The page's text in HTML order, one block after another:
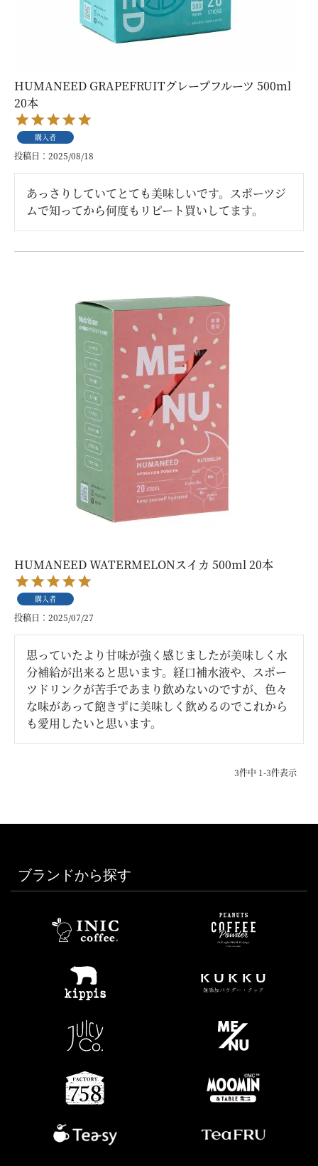
HUMANEED GRAPEFRUITグレープフルーツ 500ml
20本
購入者
投稿日 2025/08/18
あっさりしていてとても美味しいです。スポーツジ
ムで知ってから何度もリピート買いしてます。
HUMANEED WATERMELONスイカ 500ml 20本
購入者
投稿日 2025/07/27
思っていたより甘味が強く感じましたが美味しく水
分補給が出来ると思います。経口補水液や、スポー
ツドリンクが苦手であまり飲めないのですが、色々
な味があって飽きずに美味しく飲めるのでこれから
も愛用したいと思います。
3件中 1-3件表示
ブランドから探す